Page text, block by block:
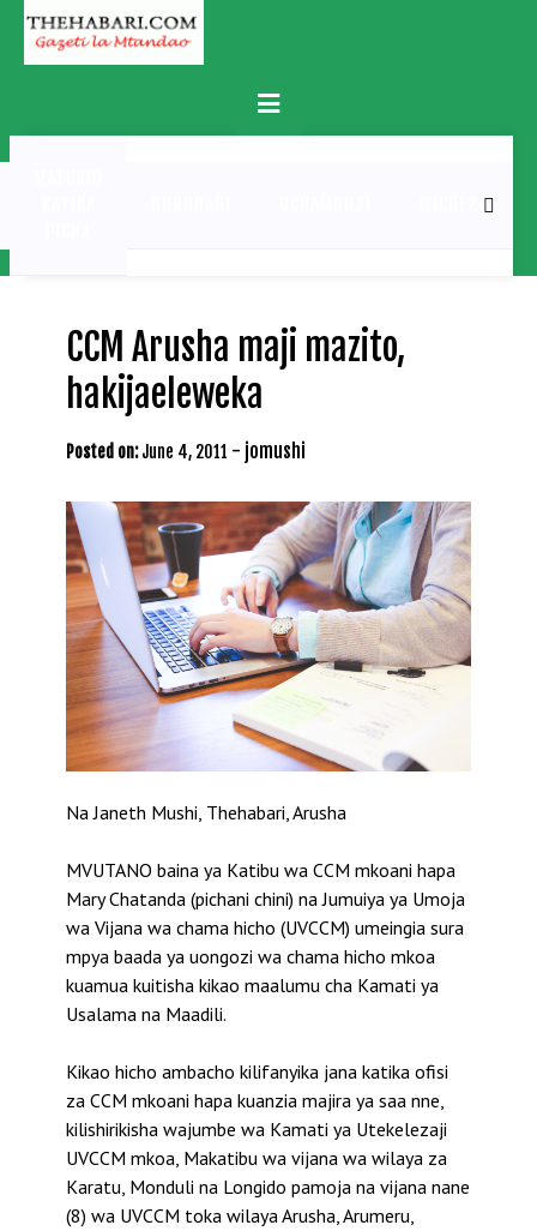
Skip
content
Primary
Menu
MICHEZO
CCM Arusha maji mazito,
hakijaeleweka
Posted on: June 4, 2011 - jomushi
Na Janeth Mushi, Thehabari, Arusha
MVUTANO baina ya Katibu wa CCM mkoani hapa
Mary Chatanda (pichani chini) na Jumuiya ya Umoja
wa Vijana wa chama hicho (UVCCM) umeingia sura
mpya baada ya uongozi wa chama hicho mkoa
kuamua kuitisha kikao maalumu cha Kamati ya
Usalama na Maadili.
Kikao hicho ambacho kilifanyika jana katika ofisi
za CCM mkoani hapa kuanzia majira ya saa nne,
kilishirikisha wajumbe wa Kamati ya Utekelezaji
UVCCM mkoa, Makatibu wa vijana wa wilaya za
Karatu, Monduli na Longido pamoja na vijana nane
(8) wa UVCCM toka wilaya Arusha, Arumeru,